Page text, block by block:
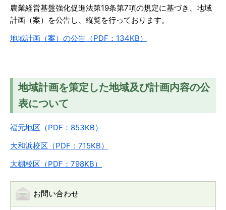
農業経営基盤強化促進法第19条第7項の規定に基づき、地域
計画（案）を公告し、縦覧を行っております。
地域計画（案）の公告（PDF：134KB）
地域計画を策定した地域及び計画内容の公
表について
福元地区（PDF：853KB）
大和浜校区（PDF：715KB）
大棚校区（PDF：798KB）
お問い合わせ